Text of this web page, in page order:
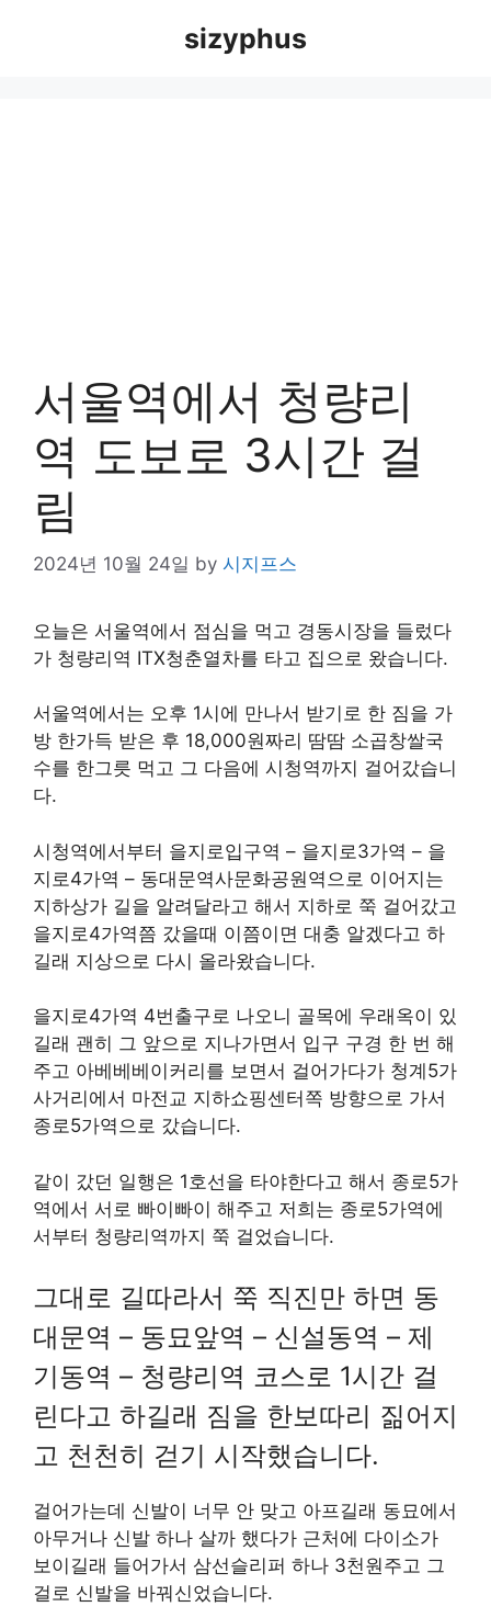
sizyphus
서울역에서 청량리
역 도보로 3시간 걸
림
2024년 10월 24일 by 시지프스
오늘은 서울역에서 점심을 먹고 경동시장을 들렀다
가 청량리역 ITX청춘열차를 타고 집으로 왔습니다.
서울역에서는 오후 1시에 만나서 받기로 한 짐을 가
방 한가득 받은 후 18,000원짜리 땀땀 소곱창쌀국
수를 한그릇 먹고 그 다음에 시청역까지 걸어갔습니
다.
시청역에서부터 을지로입구역 – 을지로3가역 – 을
지로4가역 – 동대문역사문화공원역으로 이어지는
지하상가 길을 알려달라고 해서 지하로 쭉 걸어갔고
을지로4가역쯤 갔을때 이쯤이면 대충 알겠다고 하
길래 지상으로 다시 올라왔습니다.
을지로4가역 4번출구로 나오니 골목에 우래옥이 있
길래 괜히 그 앞으로 지나가면서 입구 구경 한 번 해
주고 아베베베이커리를 보면서 걸어가다가 청계5가
사거리에서 마전교 지하쇼핑센터쪽 방향으로 가서
종로5가역으로 갔습니다.
같이 갔던 일행은 1호선을 타야한다고 해서 종로5가
역에서 서로 빠이빠이 해주고 저희는 종로5가역에
서부터 청량리역까지 쭉 걸었습니다.
그대로 길따라서 쭉 직진만 하면 동
대문역 – 동묘앞역 – 신설동역 – 제
기동역 – 청량리역 코스로 1시간 걸
린다고 하길래 짐을 한보따리 짊어지
고 천천히 걷기 시작했습니다.
걸어가는데 신발이 너무 안 맞고 아프길래 동묘에서
아무거나 신발 하나 살까 했다가 근처에 다이소가
보이길래 들어가서 삼선슬리퍼 하나 3천원주고 그
걸로 신발을 바꿔신었습니다.